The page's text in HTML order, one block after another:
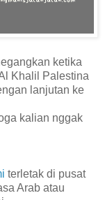
ketika
Khalil Palestina
lanjutan ke
kalian nggak
terletak di pusat
Arab atau